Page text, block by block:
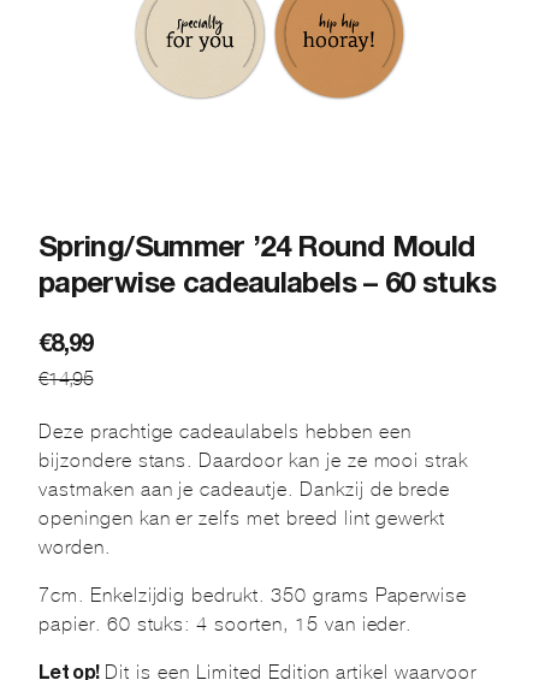
Spring/Summer ’24 Round Mould
paperwise cadeaulabels – 60 stuks
€14,95
Oorspronkelijke
prijs
was:
€14,95.
€8,99
Huidige
prijs
is:
€8,99.
Deze prachtige cadeaulabels hebben een
bijzondere stans. Daardoor kan je ze mooi strak
vastmaken aan je cadeautje. Dankzij de brede
openingen kan er zelfs met breed lint gewerkt
worden.
7cm. Enkelzijdig bedrukt. 350 grams Paperwise
papier. 60 stuks: 4 soorten, 15 van ieder.
Let op!Dit is een Limited Edition artikel waarvoor